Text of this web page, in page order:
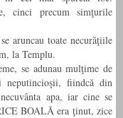
cinci precum simţurile
aruncau toate necurăţiile
la Templu.
se adunau mulţime de
fiindcă din
apa, iar cine se
BOALĂ era ţinut, zice